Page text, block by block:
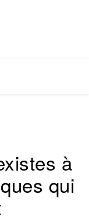
à
qui